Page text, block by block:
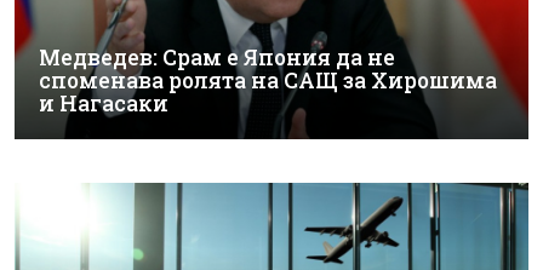
Медведев: Срам е Япония да не
споменава ролята на САЩ за Хирошима
и Нагасаки